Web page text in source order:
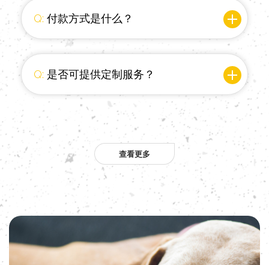
Q: 付款方式是什么？
Q: 是否可提供定制服务？